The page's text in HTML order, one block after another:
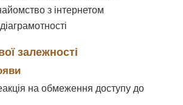
з інтернетом
залежності
на обмеження доступу до